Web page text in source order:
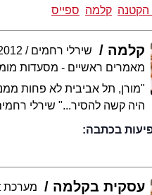
הקטנה קלמה ספייס
קלמה שירלי רחמים
מאמרים ראשיים - מסעדות
"מורן, תל אביבית לא פחות
היה קשה להסיר..." שירלי
בכתבה:
עסקית בקלמה מערכת 2eat